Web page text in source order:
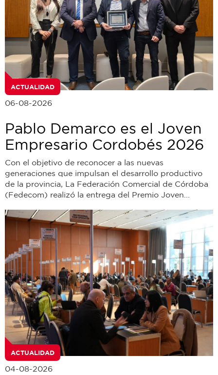
ACTUALIDAD
06-08-2026
Pablo Demarco es el Joven
Empresario Cordobés 2026
Con el objetivo de reconocer a las nuevas
generaciones que impulsan el desarrollo productivo
de la provincia, La Federación Comercial de Córdoba
(Fedecom) realizó la entrega del Premio Joven...
ACTUALIDAD
04-08-2026